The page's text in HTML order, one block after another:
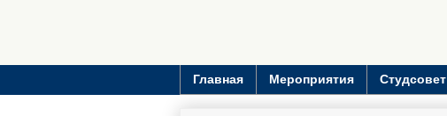
Главная Мероприятия Студсовет